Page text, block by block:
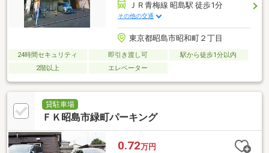
ＪＲ青梅線 昭島駅 徒歩1分
その他の交通
東京都昭島市昭和町２丁目
24時間セキュリティ 即引き渡し可
駅から徒歩1分以内
2階以上
エレベーター
貸駐車場
ＦＫ昭島市緑町パーキング
0.72万円